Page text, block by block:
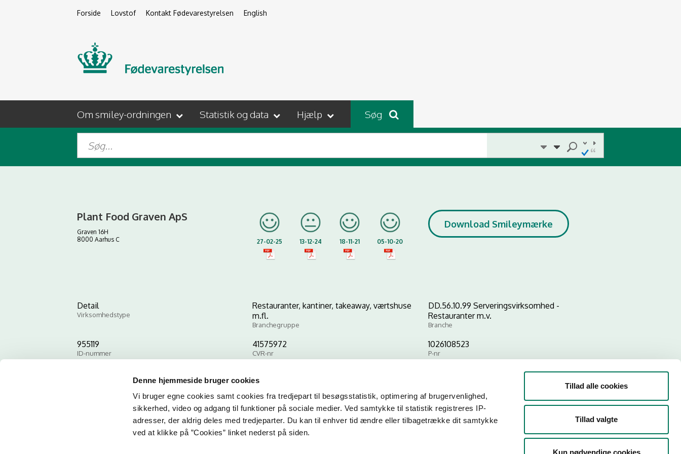
Denne hjemmeside bruger cookies
Vi bruger egne cookies samt cookies fra tredjepart til besøgsstatistik, optimering af brugervenlighed,
sikkerhed, video og adgang til funktioner på sociale medier. Ved samtykke til statistik registreres IP-
adresser, der aldrig deles med tredjeparter. Du kan til enhver tid ændre eller tilbagetrække dit samtykke
ved at klikke på ”Cookies” linket nederst på siden.
Tillad alle cookies
Tillad valgte
Kun nødvendige cookies
Forside Lovstof Kontakt Fødevarestyrelsen English
Om smiley-ordningen Statistik og data Hjælp Søg
Plant Food Graven ApS
Graven 16H
8000 Aarhus C
27-02-25 13-12-24 18-11-21 05-10-20
Download Smileymærke
Detail
Virksomhedstype
Restauranter, kantiner, takeaway, værtshuse
m.fl.
Branchegruppe
DD.56.10.99 Serveringsvirksomhed -
Restauranter m.v.
Branche
955119
ID-nummer
41575972
CVR-nr
1026108523
P-nr
Kopier link til at indsætte på virksomhedens hjemmeside